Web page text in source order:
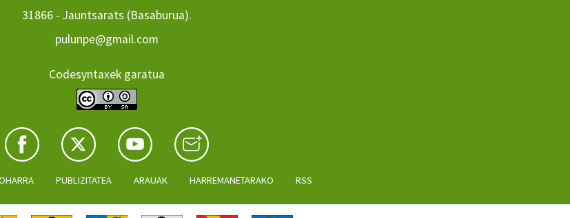
31866 - Jauntsarats (Basaburua).
pulunpe@gmail.com
Codesyntaxek garatua
PUBLIZITATEA ARAUAK HARREMANETARAKO RSS